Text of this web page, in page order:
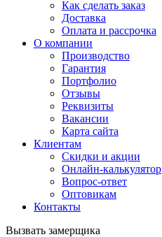
Как сделать заказ
Доставка
Оплата и рассрочка
О компании
Производство
Гарантия
Портфолио
Отзывы
Реквизиты
Вакансии
Карта сайта
Клиентам
Скидки и акции
Онлайн-калькулятор
Вопрос-ответ
Оптовикам
Контакты
Вызвать замерщика